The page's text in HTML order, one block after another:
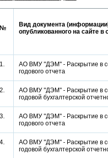
№
Вид документа
опубликованного на сайте в
1.
АО ВМУ "ДЭМ" - Раскрытие в
годового отчета
2.
АО ВМУ "ДЭМ" - Раскрытие в
годовой бухгалтерской
3.
АО ВМУ "ДЭМ" - Раскрытие в
годового отчета
4.
АО ВМУ "ДЭМ" - Раскрытие в
годовой бухгалтерской